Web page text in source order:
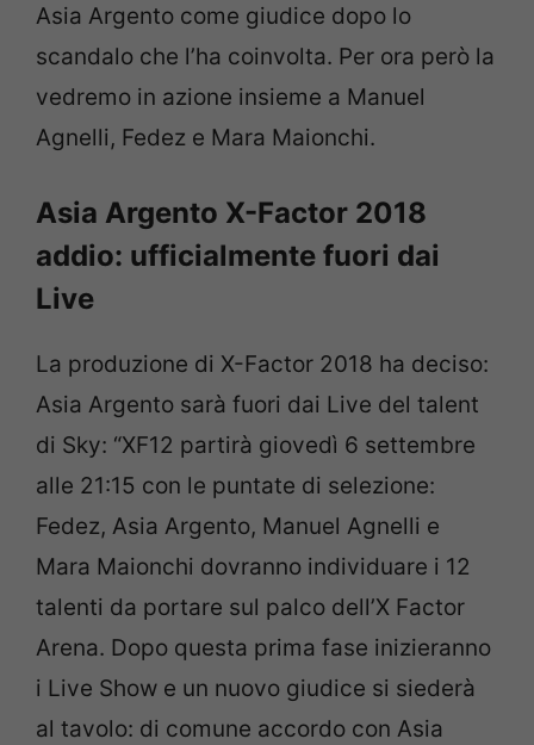
Asia Argento come giudice dopo lo
scandalo che l’ha coinvolta. Per ora però la
vedremo in azione insieme a Manuel
Agnelli, Fedez e Mara Maionchi.
Asia Argento X-Factor 2018
addio: ufficialmente fuori dai
Live
La produzione di X-Factor 2018 ha deciso:
Asia Argento sarà fuori dai Live del talent
di Sky: “XF12 partirà giovedì 6 settembre
alle 21:15 con le puntate di selezione:
Fedez, Asia Argento, Manuel Agnelli e
Mara Maionchi dovranno individuare i 12
talenti da portare sul palco dell’X Factor
Arena. Dopo questa prima fase inizieranno
i Live Show e un nuovo giudice si siederà
al tavolo: di comune accordo con Asia